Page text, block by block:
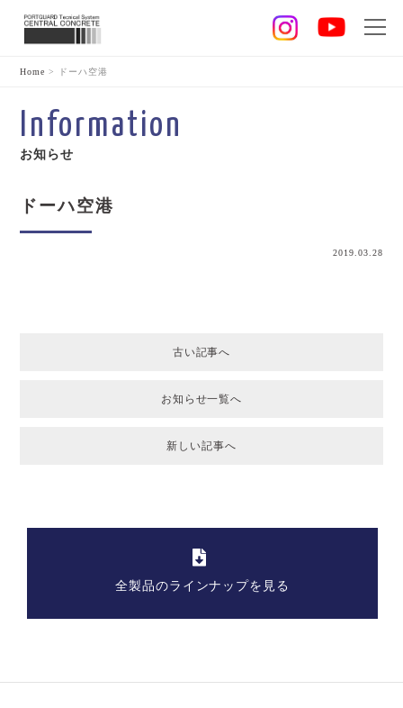
Home > ドーハ空港
Information
お知らせ
ドーハ空港
2019.03.28
古い記事へ
お知らせ一覧へ
新しい記事へ
全製品のラインナップを見る